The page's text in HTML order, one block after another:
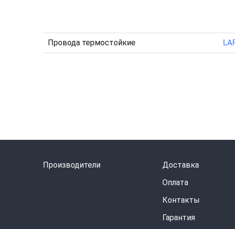
Провода термостойкие
Производители
Доставка
Оплата
Контакты
Гарантия